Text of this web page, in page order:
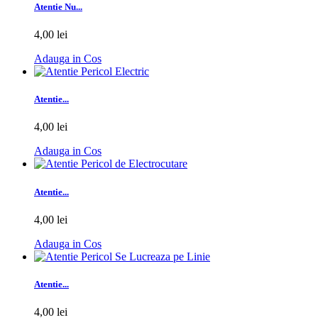
Atentie Nu...
4,00 lei
Adauga in Cos
Atentie...
4,00 lei
Adauga in Cos
Atentie...
4,00 lei
Adauga in Cos
Atentie...
4,00 lei